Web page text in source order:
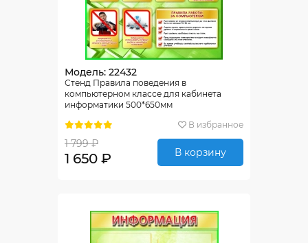
Модель: 22432
Стенд Правила поведения в
компьютерном классе для кабинета
информатики 500*650мм
В избранное
1 799 ₽
1 650 ₽ В корзину